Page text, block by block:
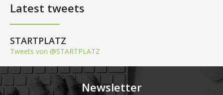
Latest tweets
STARTPLATZ
Tweets von @STARTPLATZ
Newsletter